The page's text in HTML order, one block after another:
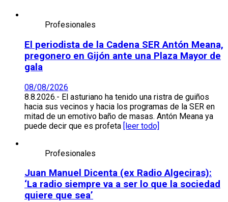
Profesionales
El periodista de la Cadena SER Antón Meana,
pregonero en Gijón ante una Plaza Mayor de
gala
08/08/2026
8.8.2026.- El asturiano ha tenido una ristra de guiños
hacia sus vecinos y hacia los programas de la SER en
mitad de un emotivo baño de masas. Antón Meana ya
puede decir que es profeta [leer todo]
Profesionales
Juan Manuel Dicenta (ex Radio Algeciras):
‘La radio siempre va a ser lo que la sociedad
quiere que sea’